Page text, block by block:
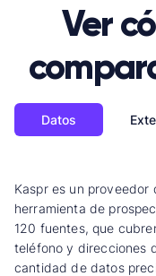
Ver
Datos
Kaspr es un
herramienta de
120 fuentes, que
teléfono y direcciones
cantidad de datos